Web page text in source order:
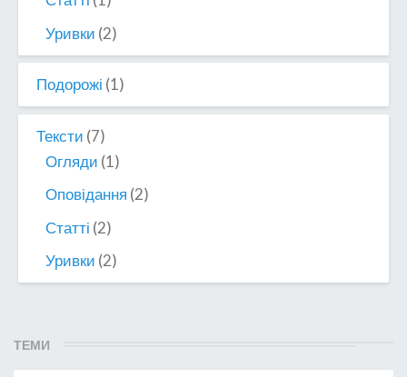
Уривки (2)
Подорожі (1)
Тексти (7)
Огляди (1)
Оповідання (2)
Статті (2)
Уривки (2)
ТЕМИ